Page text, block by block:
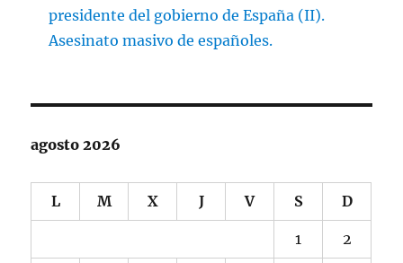
presidente del gobierno de España (II).
Asesinato masivo de españoles.
agosto 2026
L M X J V S D
1 2